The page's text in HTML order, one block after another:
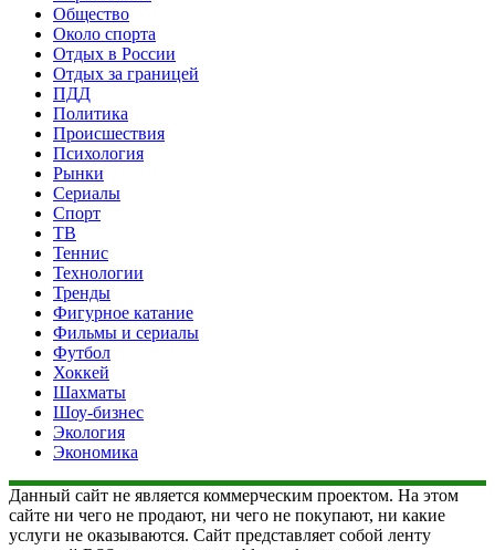
Общество
Около спорта
Отдых в России
Отдых за границей
ПДД
Политика
Происшествия
Психология
Рынки
Сериалы
Спорт
ТВ
Теннис
Технологии
Тренды
Фигурное катание
Фильмы и сериалы
Футбол
Хоккей
Шахматы
Шоу-бизнес
Экология
Экономика
Данный сайт не является коммерческим проектом. На этом
сайте ни чего не продают, ни чего не покупают, ни какие
услуги не оказываются. Сайт представляет собой ленту